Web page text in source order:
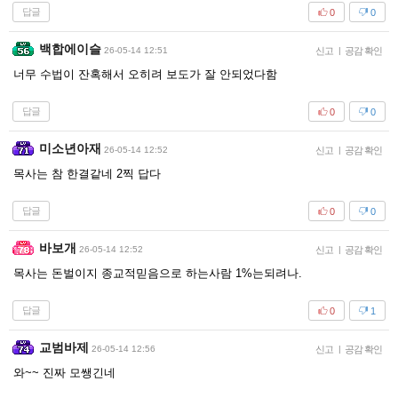
답글 0
0
백합에이슬 26-05-14 12:51 신고 | 공감 확인
너무 수법이 잔혹해서 오히려 보도가 잘 안되었다함
답글 0
0
미소년아재 26-05-14 12:52 신고 | 공감 확인
목사는 참 한결같네 2찍 답다
답글 0
0
바보개 26-05-14 12:52 신고 | 공감 확인
목사는 돈벌이지 종교적믿음으로 하는사람 1%는되려나.
답글 1
0
교범바제 26-05-14 12:56 신고 | 공감 확인
와~~ 진짜 모쌩긴네